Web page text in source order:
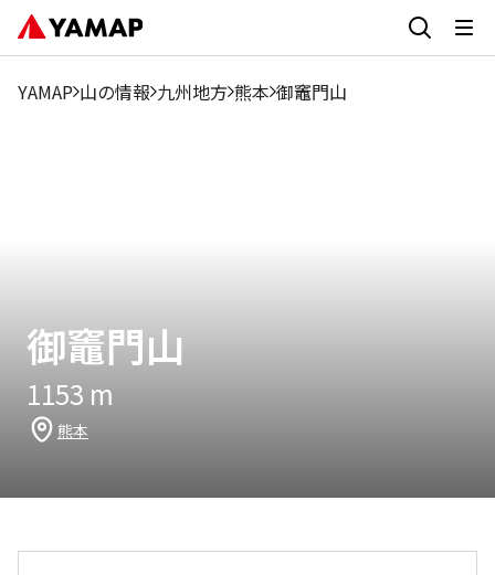
YAMAP 山の情報 九州地方 熊本 御竈門山
御竈門山
1153 m
熊本
1月 2月 3月 8月
9月